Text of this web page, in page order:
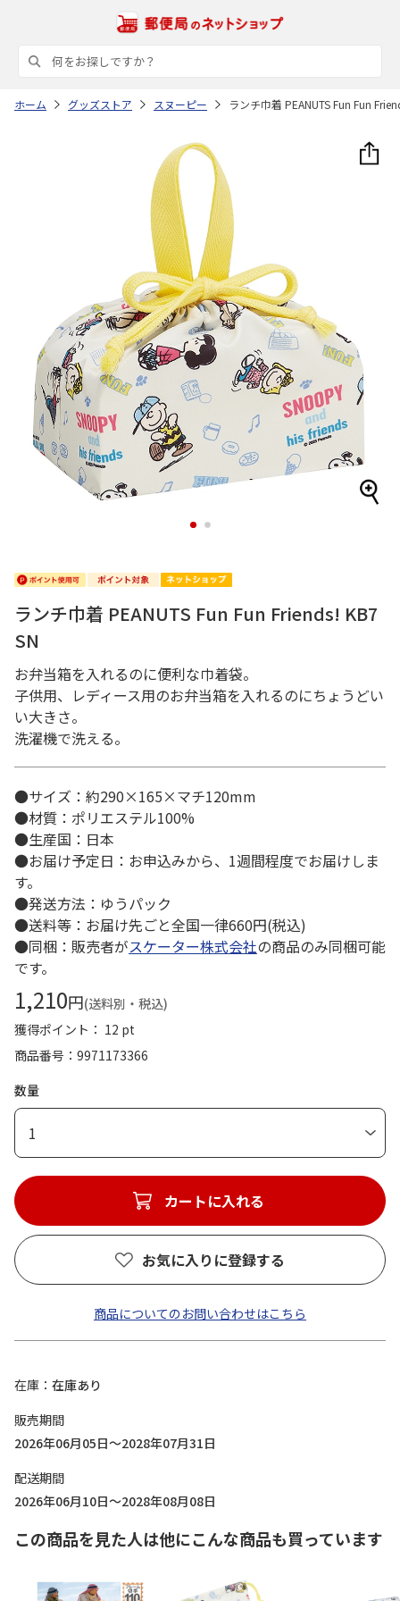
ホーム グッズストア スヌーピー ランチ巾着 PEANUTS Fun Fun
1 2
ランチ巾着 PEANUTS Fun Fun Friends! KB7
SN
お弁当箱を入れるのに便利な巾着袋。
子供用、レディース用のお弁当箱を入れるのにちょうどい
い大きさ。
洗濯機で洗える。
●サイズ：約290×165×マチ120mm
●材質：ポリエステル100%
●生産国：日本
●お届け予定日：お申込みから、1週間程度でお届けしま
す。
●発送方法：ゆうパック
●送料等：お届け先ごと全国一律660円(税込)
●同梱：販売者がスケーター株式会社の商品のみ同梱可能
です。
1,210円(送料別・税込)
獲得ポイント： 12 pt
商品番号
9971173366
数量
1
カートに入れる
お気に入りに登録する
商品についてのお問い合わせはこちら
在庫
在庫あり
販売期間
2026年06月05日～2028年07月31日
配送期間
2026年06月10日～2028年08月08日
この商品を見た人は他にこんな商品も買っています